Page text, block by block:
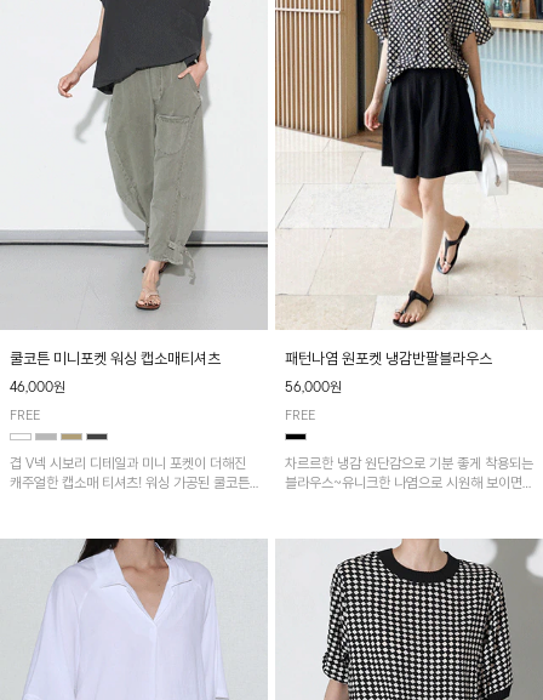
쿨코튼 미니포켓 워싱 캡소매티셔츠
46,000원
FREE
겹 V넥 시보리 디테일과 미니 포켓이 더해진
캐주얼한 캡소매 티셔츠! 워싱 가공된 쿨코튼
패턴나염 원포켓 냉감반팔블라우스
56,000원
FREE
차르르한 냉감 원단감으로 기분 좋게 착용되는
블라우스~유니크한 나염으로 시원해 보이면